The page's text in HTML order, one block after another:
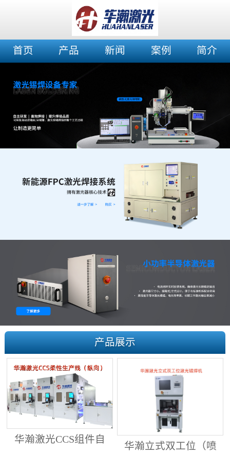
首页 产品 新闻 案例 简介
产品展示
华瀚激光CCS组件自
华瀚立式双工位（喷